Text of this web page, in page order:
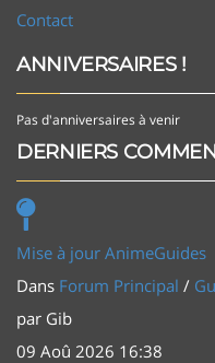
Contact
ANNIVERSAIRES !
Pas d'anniversaires à venir
DERNIERS
Mise à jour AnimeGuides
Dans Forum Principal /
par Gib
09 Aoû 2026 16:38